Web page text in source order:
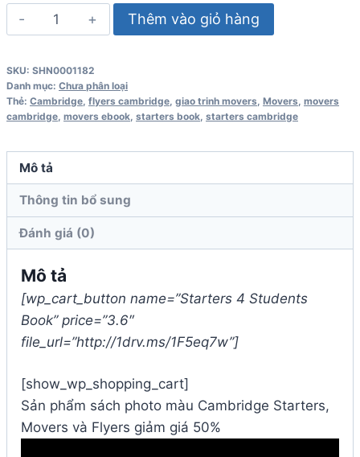
Starters
4
Book
số
lượng
Thêm vào giỏ hàng
SKU: SHN0001182
Danh mục: Chưa phân loại
Thẻ: Cambridge flyers cambridge giao trinh movers Movers movers
cambridge movers ebook starters book starters cambridge
Mô tả
Thông tin bổ sung
Đánh giá (0)
Mô tả
[wp_cart_button name=”Starters 4 Students
Book” price=”3.6″
file_url=”http://1drv.ms/1F5eq7w”]
[show_wp_shopping_cart]
Sản phẩm sách photo màu Cambridge Starters,
Movers và Flyers giảm giá 50%